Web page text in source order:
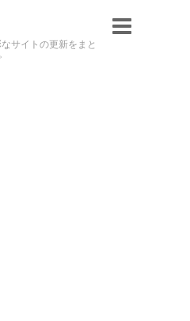
サイトの更新をまと